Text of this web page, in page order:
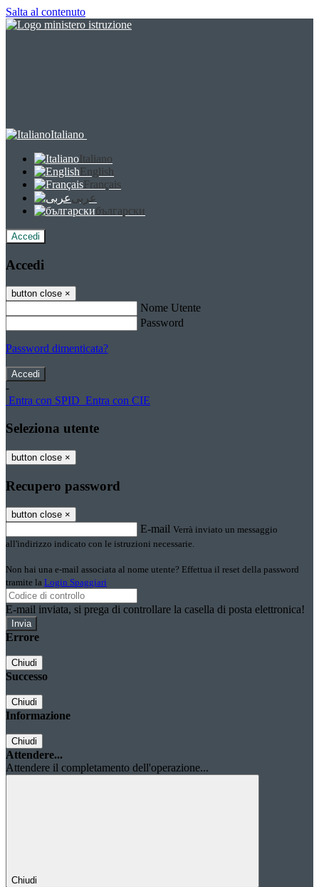
Salta al contenuto
Italiano
Italiano
English
Français
عربى
български
Accedi
Accedi
button close ×
Nome Utente
Password
Password dimenticata?
-
Entra con SPID Entra con CIE
Seleziona utente
button close ×
Recupero password
button close ×
E-mail Verrà inviato un messaggio
all'indirizzo indicato con le istruzioni necessarie.
Non hai una e-mail associata al nome utente? Effettua il reset della password
tramite la Login Spaggiari
E-mail inviata, si prega di controllare la casella di posta elettronica!
Errore
Chiudi
Successo
Chiudi
Informazione
Chiudi
Attendere...
Attendere il completamento dell'operazione...
Chiudi